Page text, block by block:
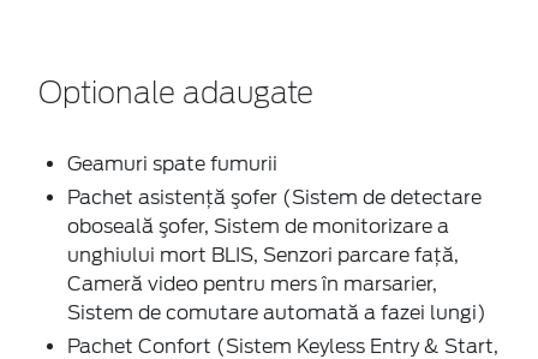
Optionale adaugate
Geamuri spate fumurii
Pachet asistenţă şofer (Sistem de detectare
oboseală şofer, Sistem de monitorizare a
unghiului mort BLIS, Senzori parcare faţă,
Cameră video pentru mers în marsarier,
Sistem de comutare automată a fazei lungi)
Pachet Confort (Sistem Keyless Entry & Start,